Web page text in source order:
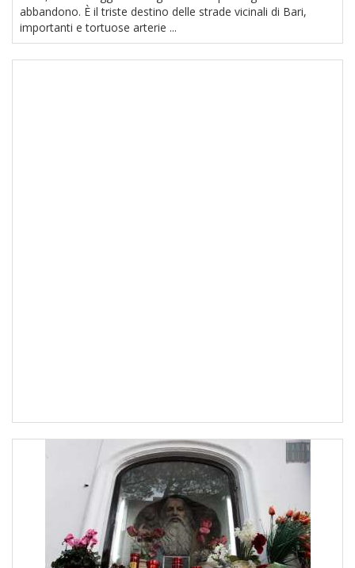
abbandono. È il triste destino delle strade vicinali di Bari,
importanti e tortuose arterie ...